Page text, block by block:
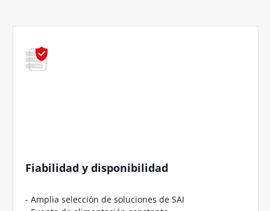
Fiabilidad y disponibilidad
- Amplia selección de soluciones de SAI